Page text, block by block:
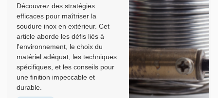
Découvrez des stratégies
efficaces pour maîtriser la
soudure inox en extérieur. Cet
article aborde les défis liés à
l'environnement, le choix du
matériel adéquat, les techniques
spécifiques, et les conseils pour
une finition impeccable et
durable.